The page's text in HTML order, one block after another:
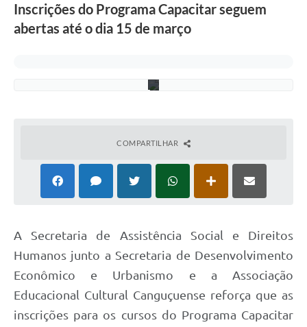
Inscrições do Programa Capacitar seguem
abertas até o dia 15 de março
a
M
COMPARTILHAR
A Secretaria de Assistência Social e Direitos
Humanos junto a Secretaria de Desenvolvimento
Econômico e Urbanismo e a Associação
Educacional Cultural Canguçuense reforça que as
inscrições para os cursos do Programa Capacitar